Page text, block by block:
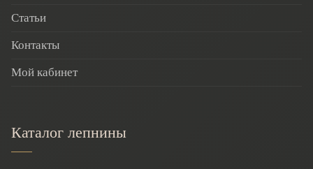
Статьи
Контакты
Мой кабинет
Каталог лепнины